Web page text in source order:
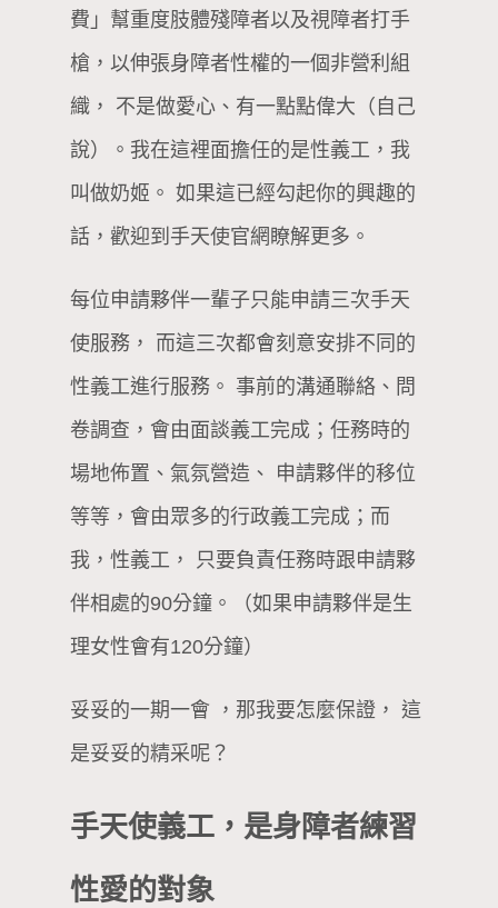
費」幫重度肢體殘障者以及視障者打手
槍，以伸張身障者性權的一個非營利組
織， 不是做愛心、有一點點偉大（自己
說）。我在這裡面擔任的是性義工，我
叫做奶姬。 如果這已經勾起你的興趣的
話，歡迎到手天使官網瞭解更多。
每位申請夥伴一輩子只能申請三次手天
使服務， 而這三次都會刻意安排不同的
性義工進行服務。 事前的溝通聯絡、問
卷調查，會由面談義工完成；任務時的
場地佈置、氣氛營造、 申請夥伴的移位
等等，會由眾多的行政義工完成；而
我，性義工， 只要負責任務時跟申請夥
伴相處的90分鐘。（如果申請夥伴是生
理女性會有120分鐘）
妥妥的一期一會 ，那我要怎麼保證， 這
是妥妥的精采呢？
手天使義工，是身障者練習
性愛的對象